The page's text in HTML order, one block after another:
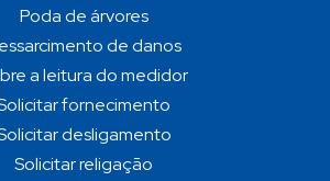
Poda de árvores
de danos
a leitura do medidor
fornecimento
desligamento
Solicitar religação